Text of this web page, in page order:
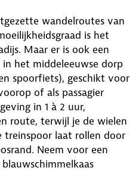
wandelroutes van
is het
Maar er is ook een
het middeleeuwse dorp
spoorfiets), geschikt voor
of als passagier
in 1 à 2 uur,
route, terwijl je de wielen
treinspoor laat rollen door
Neem voor een